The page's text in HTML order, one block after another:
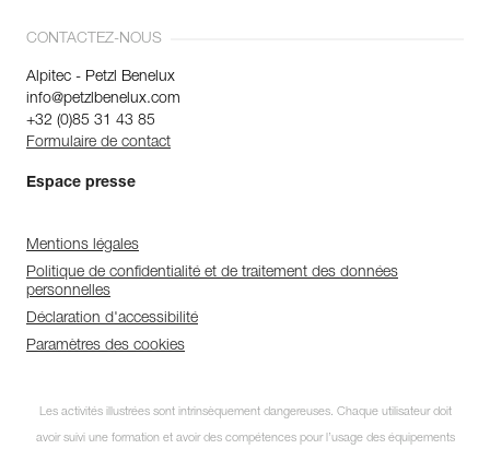
CONTACTEZ-NOUS
Alpitec - Petzl Benelux
info@petzlbenelux.com
+32 (0)85 31 43 85
Formulaire de contact
Espace presse
Mentions légales
Politique de confidentialité et de traitement des données
personnelles
Déclaration d'accessibilité
Paramètres des cookies
Les activités illustrées sont intrinsèquement dangereuses. Chaque utilisateur doit
avoir suivi une formation et avoir des compétences pour l’usage des équipements